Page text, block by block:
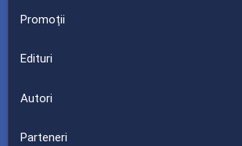
Promoții
Edituri
Autori
Parteneri